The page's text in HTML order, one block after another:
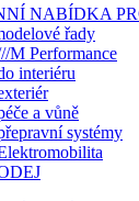
NABÍDKA
řady
M Performance
interiéru
a vůně
systémy